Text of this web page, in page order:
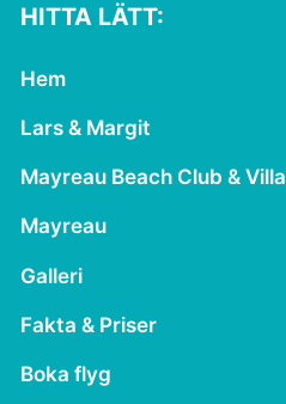
HITTA LÄTT:
Hem
Lars & Margit
Mayreau Beach Club &
Mayreau
Galleri
Fakta & Priser
Boka flyg